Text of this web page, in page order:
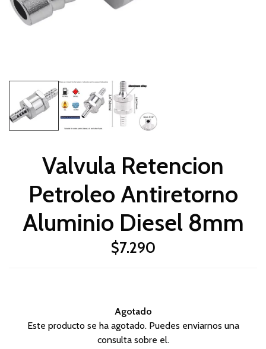
Valvula Retencion
Petroleo Antiretorno
Aluminio Diesel 8mm
$7.290
Agotado
Este producto se ha agotado. Puedes enviarnos una
consulta sobre el.